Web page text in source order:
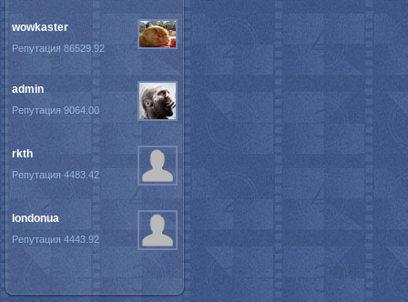
wowkaster
Репутация 86529.92
admin
Репутация 9064.00
rkth
Репутация 4483.42
londonua
Репутация 4443.92